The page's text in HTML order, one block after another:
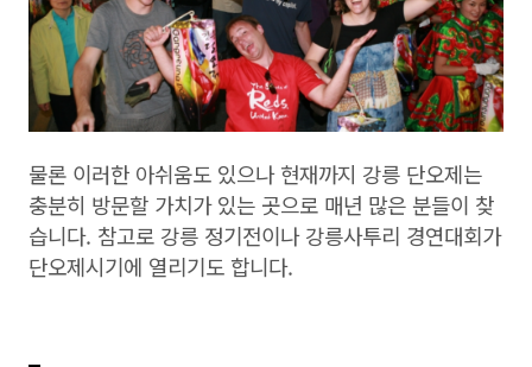
물론 이러한 아쉬움도 있으나 현재까지 강릉 단오제는
충분히 방문할 가치가 있는 곳으로 매년 많은 분들이 찾
습니다. 참고로 강릉 정기전이나 강릉사투리 경연대회가
단오제시기에 열리기도 합니다.